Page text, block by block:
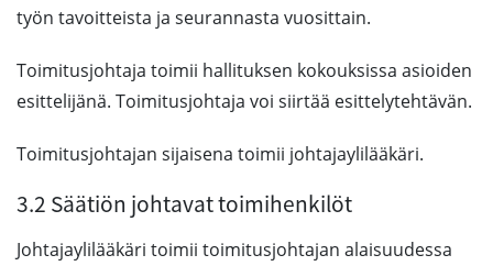
työn tavoitteista ja seurannasta vuosittain.
Toimitusjohtaja toimii hallituksen kokouksissa asioiden
esittelijänä. Toimitusjohtaja voi siirtää esittelytehtävän.
Toimitusjohtajan sijaisena toimii johtajaylilääkäri.
3.2 Säätiön johtavat toimihenkilöt
Johtajaylilääkäri toimii toimitusjohtajan alaisuudessa